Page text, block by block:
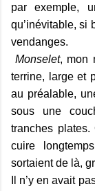
par exemple,
qu’inévitable, si
vendanges.
Monselet, mon
terrine, large et
au préalable,
sous une
tranches
cuire
sortaient de là,
Il n’y en avait